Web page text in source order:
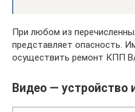
При любом из
представляет опасность.
осуществить ремонт КПП
Видео — устройство